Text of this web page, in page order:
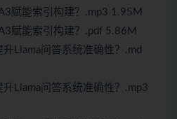
赋能索引构建？.mp3 1.95M
赋能索引构建？.pdf 5.86M
Llama问答系统准确性？.md
Llama问答系统准确性？.mp3